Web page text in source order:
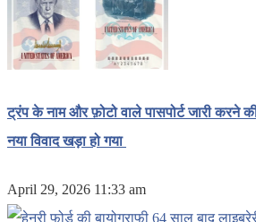
ट्रंप के नाम और फ़ोटो वाले पासपोर्ट जारी
नया विवाद खड़ा हो गया
April 29, 2026 11:33 am